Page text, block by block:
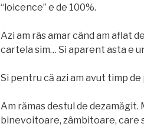
“loicence” e de 100%.
Azi am râs amar când am aflat
cartela sim… Si aparent asta e
Si pentru că azi am avut timp
Am rămas destul de
binevoitoare, zâmbitoare, care